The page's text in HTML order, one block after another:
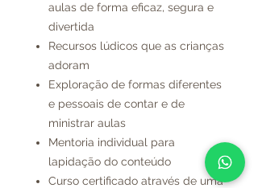
aulas de forma eficaz, segura e
divertida
Recursos lúdicos que as crianças
adoram
Exploração de formas diferentes
e pessoais de contar e de
ministrar aulas
Mentoria individual para
lapidação do conteúdo
Curso certificado através de uma